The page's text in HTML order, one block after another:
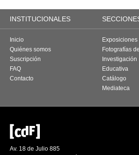
INSTITUCIONALES
Inicio
Quiénes somos
Suscripción
FAQ
Contacto
Exposiciones
Fotografías
Investigación
Educativa
Catálogo
Mediateca
Av. 18 de Julio 885